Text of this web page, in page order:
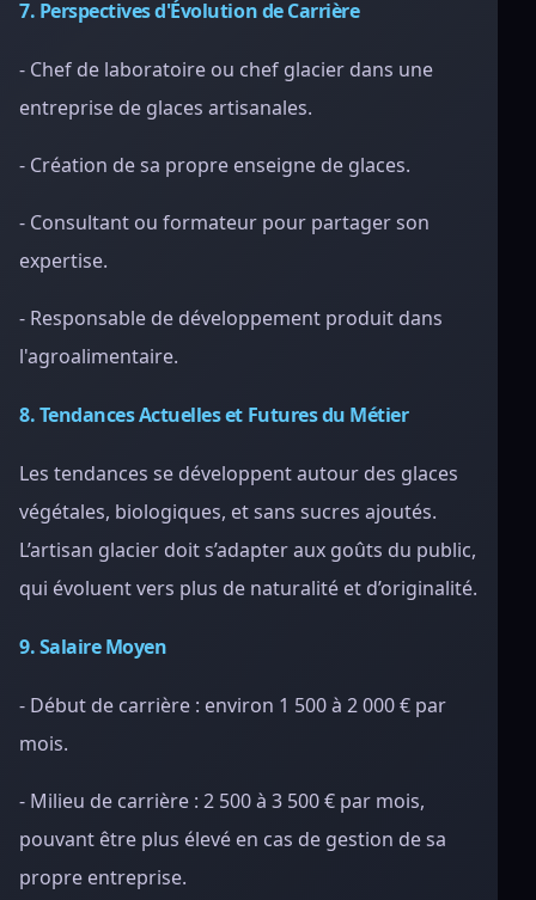
7. Perspectives d'Évolution de Carrière
- Chef de laboratoire ou chef glacier dans une
entreprise de glaces artisanales.
- Création de sa propre enseigne de glaces.
- Consultant ou formateur pour partager son
expertise.
- Responsable de développement produit dans
l'agroalimentaire.
8. Tendances Actuelles et Futures du Métier
Les tendances se développent autour des glaces
végétales, biologiques, et sans sucres ajoutés.
L’artisan glacier doit s’adapter aux goûts du public,
qui évoluent vers plus de naturalité et d’originalité.
9. Salaire Moyen
- Début de carrière : environ 1 500 à 2 000 € par
mois.
- Milieu de carrière : 2 500 à 3 500 € par mois,
pouvant être plus élevé en cas de gestion de sa
propre entreprise.